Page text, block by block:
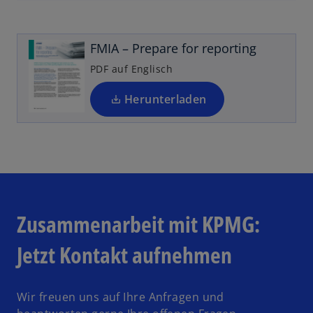
e
e
ö
ff
e
t
r
a
r
e
ö
e
t
FMIA – Prepare for reporting
PDF auf Englisch
Herunterladen
e
n
R
e
g
is
r
t
e
g
ö
Zusammenarbeit mit KPMG:
Jetzt Kontakt aufnehmen
Wir freuen uns auf Ihre Anfragen und